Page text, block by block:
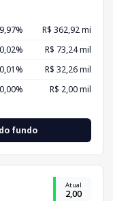
R$ 362,92 mi
0,02%
R$ 73,24 mil
0,01%
R$ 32,26 mil
0,00% R$ 2,00 mil
fundo
Atual
2,00